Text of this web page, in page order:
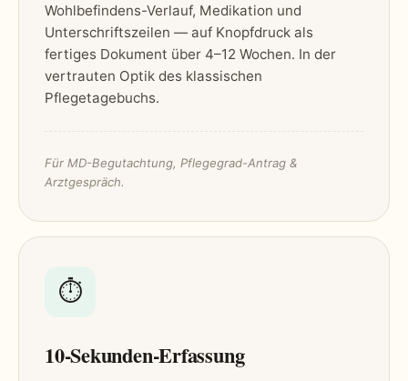
Wohlbefindens-Verlauf, Medikation und
Unterschriftszeilen — auf Knopfdruck als
fertiges Dokument über 4–12 Wochen. In der
vertrauten Optik des klassischen
Pflegetagebuchs.
Für MD-Begutachtung, Pflegegrad-Antrag &
Arztgespräch.
⏱
10-Sekunden-Erfassung